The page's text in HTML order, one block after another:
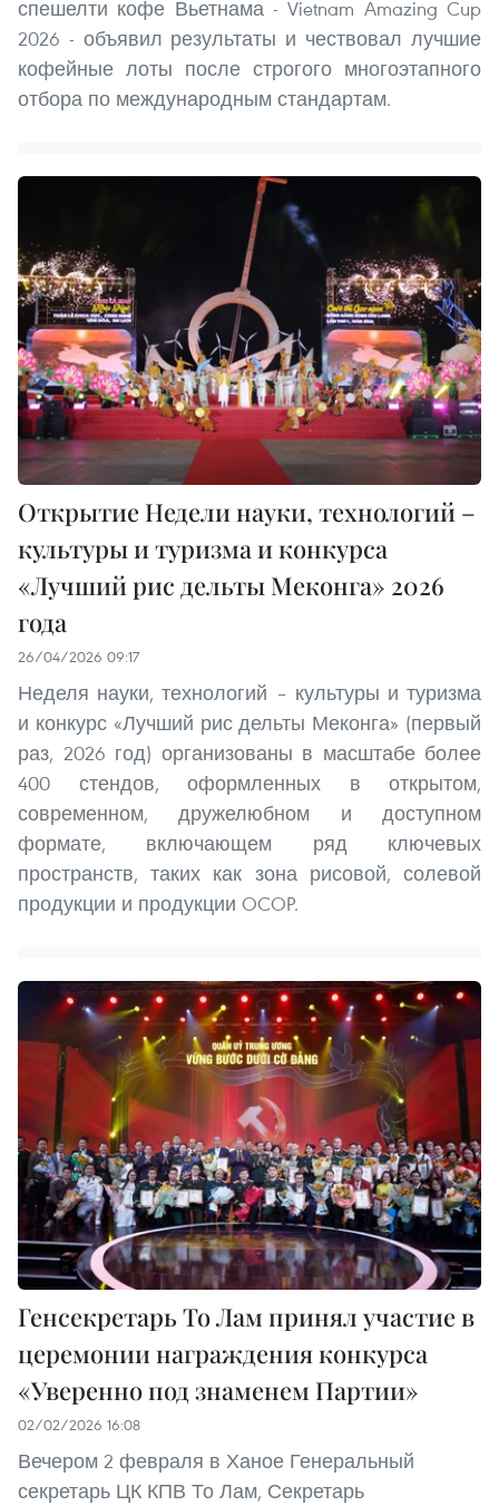
спешелти кофе Вьетнама - Vietnam Amazing Cup
2026 - объявил результаты и чествовал лучшие
кофейные лоты после строгого многоэтапного
отбора по международным стандартам.
Открытие Недели науки, технологий –
культуры и туризма и конкурса
«Лучший рис дельты Меконга» 2026
года
26/04/2026 09:17
Неделя науки, технологий – культуры и туризма
и конкурс «Лучший рис дельты Меконга» (первый
раз, 2026 год) организованы в масштабе более
400 стендов, оформленных в открытом,
современном, дружелюбном и доступном
формате, включающем ряд ключевых
пространств, таких как зона рисовой, солевой
продукции и продукции OCOP.
Генсекретарь То Лам принял участие в
церемонии награждения конкурса
«Уверенно под знаменем Партии»
02/02/2026 16:08
Вечером 2 февраля в Ханое Генеральный
секретарь ЦК КПВ То Лам, Секретарь